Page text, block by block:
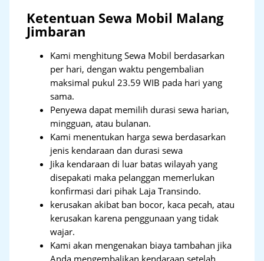
Ketentuan Sewa Mobil Malang
Jimbaran
Kami menghitung Sewa Mobil berdasarkan
per hari, dengan waktu pengembalian
maksimal pukul 23.59 WIB pada hari yang
sama.
Penyewa dapat memilih durasi sewa harian,
mingguan, atau bulanan.
Kami menentukan harga sewa berdasarkan
jenis kendaraan dan durasi sewa
Jika kendaraan di luar batas wilayah yang
disepakati maka pelanggan memerlukan
konfirmasi dari pihak Laja Transindo.
kerusakan akibat ban bocor, kaca pecah, atau
kerusakan karena penggunaan yang tidak
wajar.
Kami akan mengenakan biaya tambahan jika